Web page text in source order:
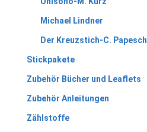
Michael Lindner
Der Kreuzstich-C. Papesch
Stickpakete
Zubehör Bücher und Leaflets
Zubehör Anleitungen
Zählstoffe